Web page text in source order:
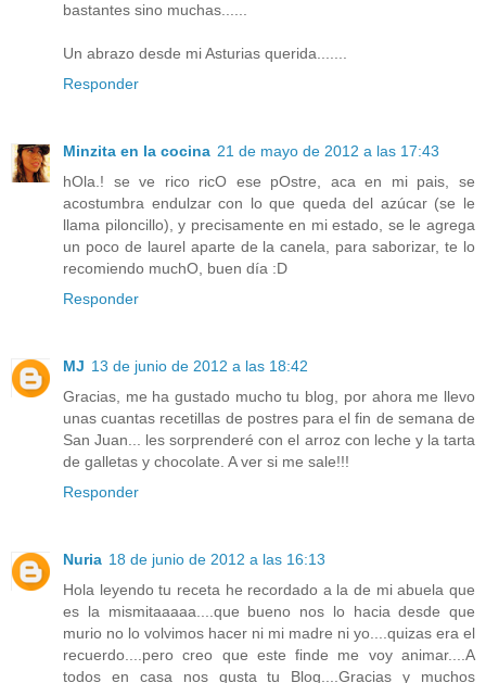
bastantes sino muchas......
Un abrazo desde mi Asturias querida.......
Responder
Minzita en la cocina 21 de mayo de 2012 a las 17:43
hOla.! se ve rico ricO ese pOstre, aca en mi pais, se
acostumbra endulzar con lo que queda del azúcar (se le
llama piloncillo), y precisamente en mi estado, se le agrega
un poco de laurel aparte de la canela, para saborizar, te lo
recomiendo muchO, buen día :D
Responder
MJ 13 de junio de 2012 a las 18:42
Gracias, me ha gustado mucho tu blog, por ahora me llevo
unas cuantas recetillas de postres para el fin de semana de
San Juan... les sorprenderé con el arroz con leche y la tarta
de galletas y chocolate. A ver si me sale!!!
Responder
Nuria 18 de junio de 2012 a las 16:13
Hola leyendo tu receta he recordado a la de mi abuela que
es la mismitaaaaa....que bueno nos lo hacia desde que
murio no lo volvimos hacer ni mi madre ni yo....quizas era el
recuerdo....pero creo que este finde me voy animar....A
todos en casa nos gusta tu Blog....Gracias y muchos